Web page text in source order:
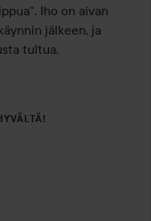
Iho on aivan
jälkeen, ja